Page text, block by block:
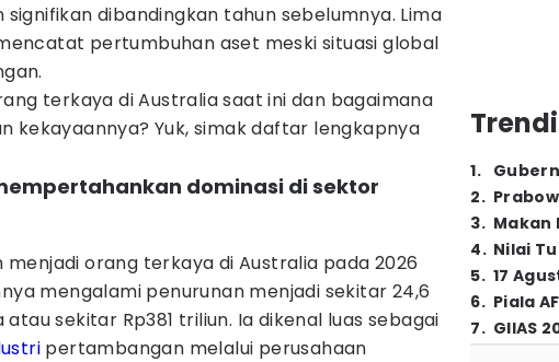
dibandingkan tahun sebelumnya. Lima
pertumbuhan aset meski situasi global
terkaya di Australia saat ini dan bagaimana
kekayaannya? Yuk, simak daftar lengkapnya
dominasi di sektor
menjadi orang terkaya di Australia pada 2026
mengalami penurunan menjadi sekitar 24,6
sekitar Rp381 triliun. Ia dikenal luas sebagai
pertambangan melalui perusahaan
1.
2.
3. Makan
4. Nilai
5. 17
6. Piala
7. GIIAS